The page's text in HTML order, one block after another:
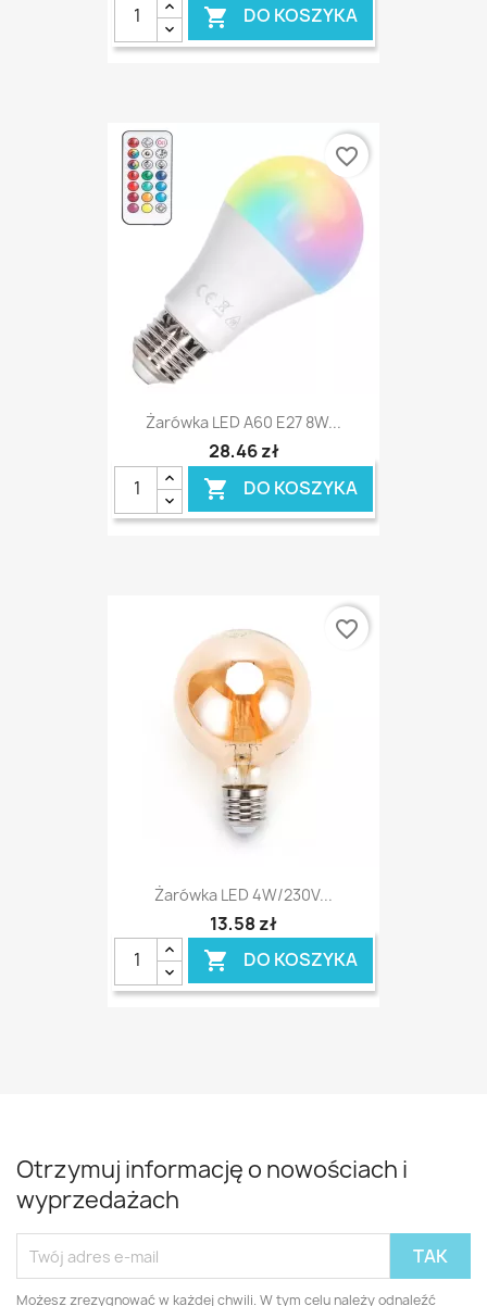
 DO KOSZYKA
Żarówka LED A60 E27 8W...
28,46 zł
 DO KOSZYKA
favorite_border
Żarówka LED 4W/230V...
13,58 zł
 DO KOSZYKA
favorite_border
Otrzymuj informację o nowościach i
wyprzedażach
Możesz zrezygnować w każdej chwili. W tym celu należy odnaleźć